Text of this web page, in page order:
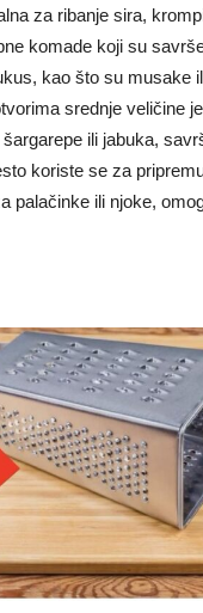
za ribanje sira,
komade koji su
kao što su musake
srednje veličine
ili jabuka,
koriste se za
palačinke ili njoke,